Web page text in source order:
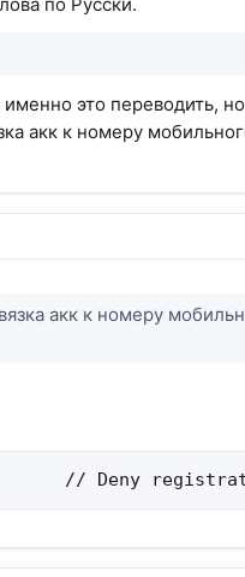
это переводить,
акк к номеру
акк к номеру
Deny